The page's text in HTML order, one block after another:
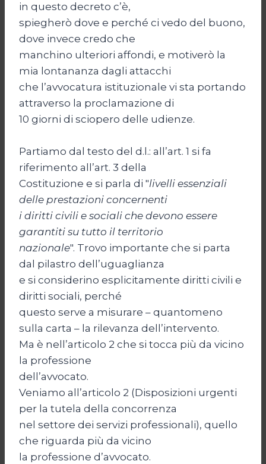
in questo decreto c’è,
spiegherò dove e perché ci vedo del buono,
dove invece credo che
manchino ulteriori affondi, e motiverò la
mia lontananza dagli attacchi
che l’avvocatura istituzionale vi sta portando
attraverso la proclamazione di
10 giorni di sciopero delle udienze.
Partiamo dal testo del d.l.: all’art. 1 si fa
riferimento all’art. 3 della
Costituzione e si parla di "livelli essenziali
delle prestazioni concernenti
i diritti civili e sociali che devono essere
garantiti su tutto il territorio
nazionale". Trovo importante che si parta
dal pilastro dell’uguaglianza
e si considerino esplicitamente diritti civili e
diritti sociali, perché
questo serve a misurare – quantomeno
sulla carta – la rilevanza dell’intervento.
Ma è nell’articolo 2 che si tocca più da vicino
la professione
dell’avvocato.
Veniamo all’articolo 2 (Disposizioni urgenti
per la tutela della concorrenza
nel settore dei servizi professionali), quello
che riguarda più da vicino
la professione d’avvocato.